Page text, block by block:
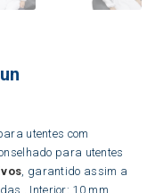
utentes com
para utentes
, garantido assim a
. Interior: 10 mm